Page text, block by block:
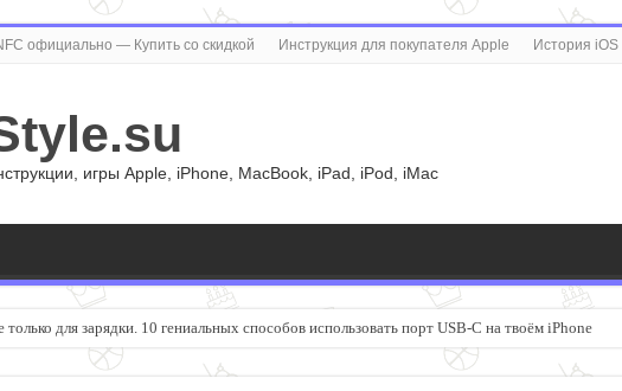
официально — Купить со скидкой Инструкция для покупателя Apple История iOS
игры Apple, iPhone, MacBook, iPad, iPod, iMac
только для зарядки. 10 гениальных способов использовать порт USB-C на твоём iPhone
Valve: обзор Steam Controller глазами ПК-геймера